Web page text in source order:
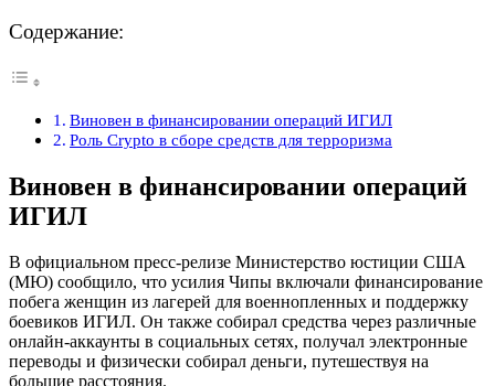
Содержание:
Виновен в финансировании операций ИГИЛ
Роль Crypto в сборе средств для терроризма
Виновен в финансировании операций
ИГИЛ
В официальном пресс-релизе Министерство юстиции США
(МЮ) сообщило, что усилия Чипы включали финансирование
побега женщин из лагерей для военнопленных и поддержку
боевиков ИГИЛ. Он также собирал средства через различные
онлайн-аккаунты в социальных сетях, получал электронные
переводы и физически собирал деньги, путешествуя на
большие расстояния.